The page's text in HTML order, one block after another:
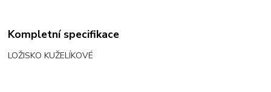
Kompletní specifikace
LOŽISKO KUŽELÍKOVÉ